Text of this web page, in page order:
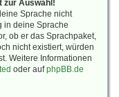
zur Auswahl!
Sprache nicht
in deine Sprache
ob er das Sprachpaket,
nicht existiert, würden
Weitere Informationen
oder aufphpBB.de